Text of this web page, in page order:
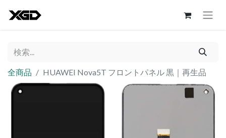
全商品 HUAWEI Nova5T フロントパネル 黒｜再生品